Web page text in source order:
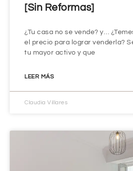
[Sin Reformas]
¿Tu casa no se vende? y…
el precio para lograr venderla?
tu mayor activo y que
LEER MÁS
Claudia Villares